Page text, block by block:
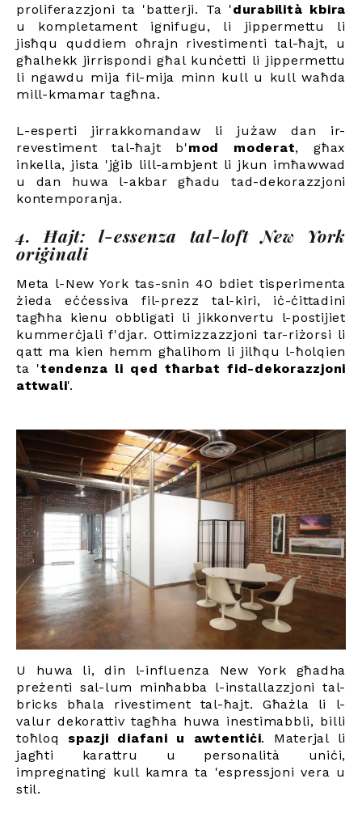
proliferazzjoni ta 'batterji. Ta 'durabilità kbira
u kompletament ignifugu, li jippermettu li
jisħqu quddiem oħrajn rivestimenti tal-ħajt, u
għalhekk jirrispondi għal kunċetti li jippermettu
li ngawdu mija fil-mija minn kull u kull waħda
mill-kmamar tagħna.
L-esperti jirrakkomandaw li jużaw dan ir-
revestiment tal-ħajt b'mod moderat, għax
inkella, jista 'jġib lill-ambjent li jkun imħawwad
u dan huwa l-akbar għadu tad-dekorazzjoni
kontemporanja.
4. Ħajt: l-essenza tal-loft New York
oriġinali
Meta l-New York tas-snin 40 bdiet tisperimenta
żieda eċċessiva fil-prezz tal-kiri, iċ-ċittadini
tagħha kienu obbligati li jikkonvertu l-postijiet
kummerċjali f'djar. Ottimizzazzjoni tar-riżorsi li
qatt ma kien hemm għalihom li jilħqu l-ħolqien
ta 'tendenza li qed tħarbat fid-dekorazzjoni
attwali'.
U huwa li, din l-influenza New York għadha
preżenti sal-lum minħabba l-installazzjoni tal-
bricks bħala rivestiment tal-ħajt. Għażla li l-
valur dekorattiv tagħha huwa inestimabbli, billi
toħloq spazji diafani u awtentiċi. Materjal li
jagħti karattru u personalità uniċi,
impregnating kull kamra ta 'espressjoni vera u
stil.